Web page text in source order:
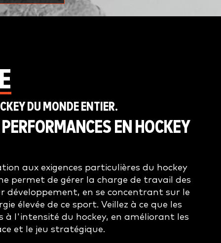
DU MONDE ENTIER.
EN HOCKEY
aux exigences particulières du hockey
permet de gérer la charge de travail des
développement, en se concentrant sur le
élevée de ce sport. Veillez à ce que les
à l'intensité du hockey, en améliorant les
et le jeu stratégique.